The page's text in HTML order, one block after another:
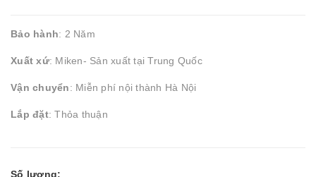
Bảo hành: 2 Năm
Xuất xứ: Miken- Sản xuất tại Trung Quốc
Vận chuyển: Miễn phí nội thành Hà Nội
Lắp đặt: Thỏa thuận
Số lượng: